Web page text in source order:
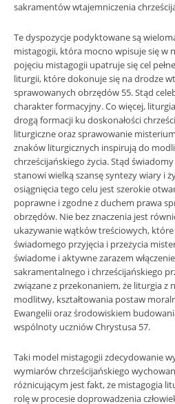
sakramentów wtajemniczenia
Te dyspozycje podyktowane są
mistagogii, która mocno wpisuje się w
pojęciu mistagogii upatruje się cel
liturgii, które dokonuje się na drodze
sprawowanych obrzędów 55. Stąd
charakter formacyjny. Co więcej,
drogą formacji ku doskonałości
liturgiczne oraz sprawowanie
znaków liturgicznych inspirują do
chrześcijańskiego życia. Stąd
stanowi wielką szansę syntezy wiary i
osiągnięcia tego celu jest szerokie
poprawne i zgodne z duchem prawa
obrzędów. Nie bez znaczenia jest
ukazywanie wątków treściowych,
świadomego przyjęcia i przeżycia
świadome i aktywne zarazem
sakramentalnego i chrześcijańskiego
związane z przekonaniem, że liturgia z
modlitwy, kształtowania postaw
Ewangelii oraz środowiskiem
wspólnoty uczniów Chrystusa 57.
Taki model mistagogii zdecydowanie
wymiarów chrześcijańskiego
różnicującym jest fakt, że mistagogia
rolę w procesie doprowadzenia